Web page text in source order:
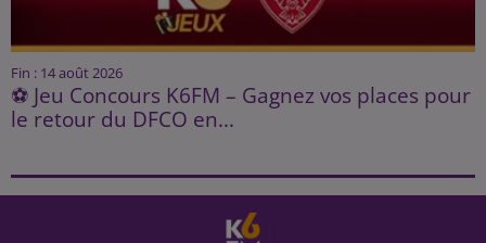
Fin : 14 août 2026
⚽ Jeu Concours K6FM – Gagnez vos places pour
le retour du DFCO en...